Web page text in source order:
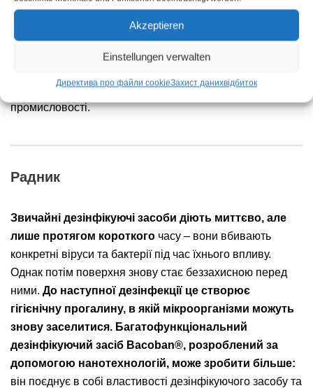
Akzeptieren
Einstellungen verwalten
Директива про файли cookieЗахист данихвідбиток
✓ Сантехнічні приміщення
чутливих областях фармацевтичної та косметичної
промисловості.
Радник
Звичайні дезінфікуючі засоби діють миттєво, але
лише протягом короткого часу – вони вбивають
конкретні віруси та бактерії під час їхнього впливу.
Однак потім поверхня знову стає беззахисною перед
ними. До наступної дезінфекції це створює
гігієнічну прогалину, в якій мікроорганізми можуть
знову заселитися. Багатофункціональний
дезінфікуючий засіб Bacoban®, розроблений за
допомогою нанотехнологій, може зробити більше:
він поєднує в собі властивості дезінфікуючого засобу та